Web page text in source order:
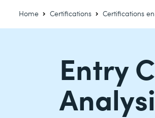
Home Certifications Certifications
Entry